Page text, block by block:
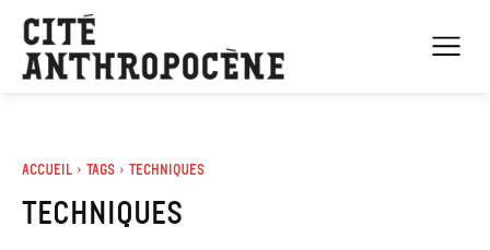
Accueil Tags Techniques
techniques